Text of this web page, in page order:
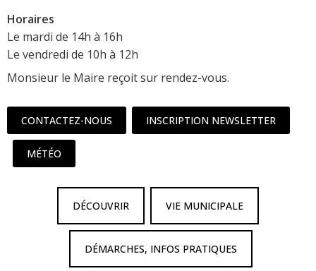
Horaires
Le mardi de 14h à 16h
Le vendredi de 10h à 12h
Monsieur le Maire reçoit sur rendez-vous.
CONTACTEZ-NOUS INSCRIPTION NEWSLETTER
MÉTÉO
DÉCOUVRIR VIE MUNICIPALE
DÉMARCHES, INFOS PRATIQUES